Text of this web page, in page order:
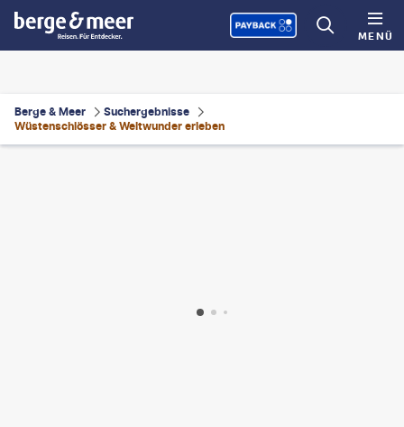
MENÜ
Berge & Meer
Suchergebnisse
Wüstenschlösser & Weltwunder erleben